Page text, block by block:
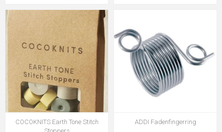
COCOKNITS Earth Tone Stitch
ADDI Fadenfingerring